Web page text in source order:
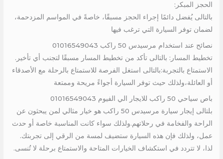
الحجز المبكر:
بالتالى يُفضل دائمًا إجراء الحجز مسبقًا، خاصةً في المواسم المزدحمة،
لضمان توفر السيارة التي ترغب فيها
نصائح عند استخدام مرسيدس 50 راكب 01016549043
تخطيط المسار: بالتالى تأكد من تخطيط المسار مسبقًا لتجنب أي تأخير.
الاستمتاع بالتجربة:بالتالى استغل الفرصة للاستمتاع بالرحلة مع الأصدقاء
أو العائلة،ولذلك حيث توفر السيارة أجواءً مريحة وممتعة
باص سياحي 50 راكب للايجار الي الفيوم 01016549043
بلتالى إيجار سيارة مرسيدس 50 راكب هو خيار مثالي لمن يبحثون عن
الراحة والفخامة في رحلاتهم.ولذلك سواء كانت المناسبة خاصة أو حدث
عمل، ولذلك فإن هذه السيارة ستضيف لمسة من الرقي إلى تجربتك.
لذا، لا تتردد في استكشاف الخيارات المتاحة والاستمتاع برحلة لا تُنسى.